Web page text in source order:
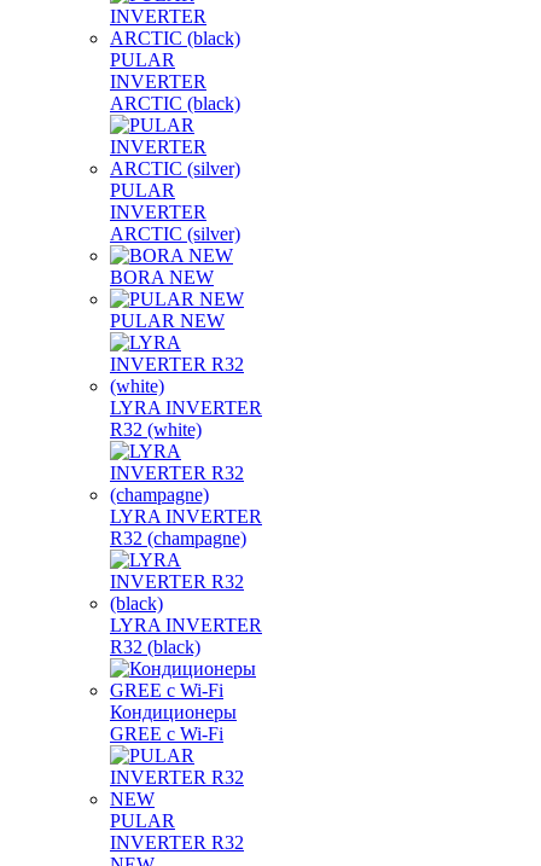
PULAR
INVERTER
ARCTIC (black)
PULAR
INVERTER
ARCTIC (silver)
BORA NEW
PULAR NEW
LYRA INVERTER
R32 (white)
LYRA INVERTER
R32 (champagne)
LYRA INVERTER
R32 (black)
Кондиционеры
GREE с Wi-Fi
PULAR
INVERTER R32